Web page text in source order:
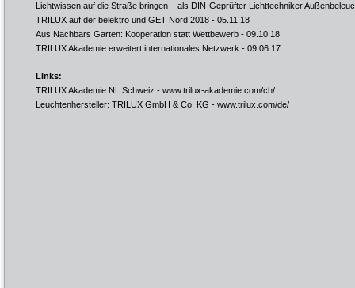
Lichtwissen auf die Straße bringen – als DIN-Geprüfter Lichttechniker
TRILUX auf der belektro und GET Nord 2018 - 05.11.18
Aus Nachbars Garten: Kooperation statt Wettbewerb - 09.10.18
TRILUX Akademie erweitert internationales Netzwerk - 09.06.17
Links:
TRILUX Akademie NL Schweiz - www.trilux-akademie.com/ch/
Leuchtenhersteller: TRILUX GmbH & Co. KG - www.trilux.com/de/